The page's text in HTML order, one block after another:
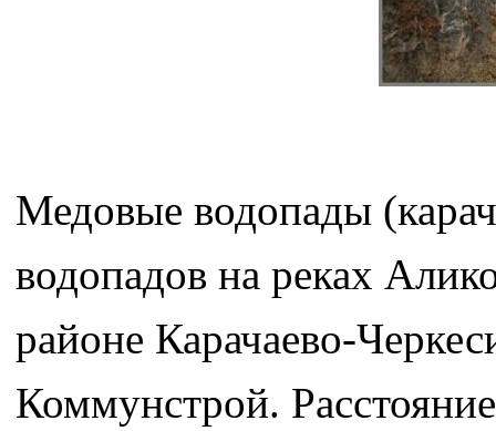
Медовые водопады
водопадов на реках
районе Карачаево-
Коммунстрой.